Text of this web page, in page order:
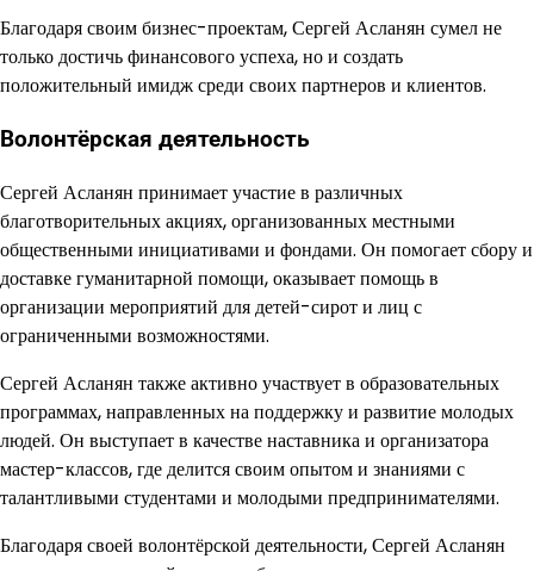
Благодаря своим бизнес-проектам, Сергей Асланян сумел не
только достичь финансового успеха, но и создать
положительный имидж среди своих партнеров и клиентов.
Волонтёрская деятельность
Сергей Асланян принимает участие в различных
благотворительных акциях, организованных местными
общественными инициативами и фондами. Он помогает сбору и
доставке гуманитарной помощи, оказывает помощь в
организации мероприятий для детей-сирот и лиц с
ограниченными возможностями.
Сергей Асланян также активно участвует в образовательных
программах, направленных на поддержку и развитие молодых
людей. Он выступает в качестве наставника и организатора
мастер-классов, где делится своим опытом и знаниями с
талантливыми студентами и молодыми предпринимателями.
Благодаря своей волонтёрской деятельности, Сергей Асланян